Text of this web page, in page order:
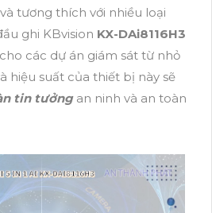
tương thích với nhiều loại
ghi KBvision KX-DAi8116H3
các dự án giám sát từ nhỏ
hiệu suất của thiết bị này sẽ
tin tưởngan ninh và an toàn